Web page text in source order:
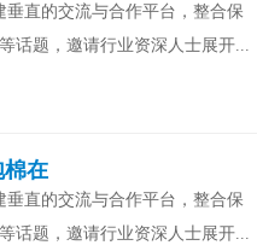
直的交流与合作平台，整合保
话题，邀请行业资深人士展开...
在
直的交流与合作平台，整合保
话题，邀请行业资深人士展开...